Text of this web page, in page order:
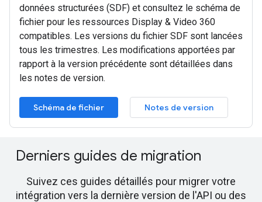
données structurées (SDF) et consultez le schéma de
fichier pour les ressources Display & Video 360
compatibles. Les versions du fichier SDF sont lancées
tous les trimestres. Les modifications apportées par
rapport à la version précédente sont détaillées dans
les notes de version.
Schéma de fichier Notes de version
Derniers guides de migration
Suivez ces guides détaillés pour migrer votre
intégration vers la dernière version de l'API ou des